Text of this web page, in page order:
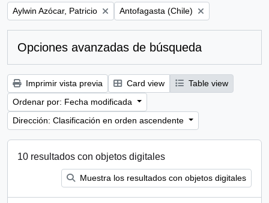
Remove filter:
Aylwin Azócar, Patricio Remove filter:
Antofagasta (Chile)
Opciones avanzadas de búsqueda
Imprimir vista previa Card view
Table view
Ordenar por: Fecha modificada
Dirección: Clasificación en orden ascendente
10 resultados con objetos digitales
Muestra los resultados con objetos digitales